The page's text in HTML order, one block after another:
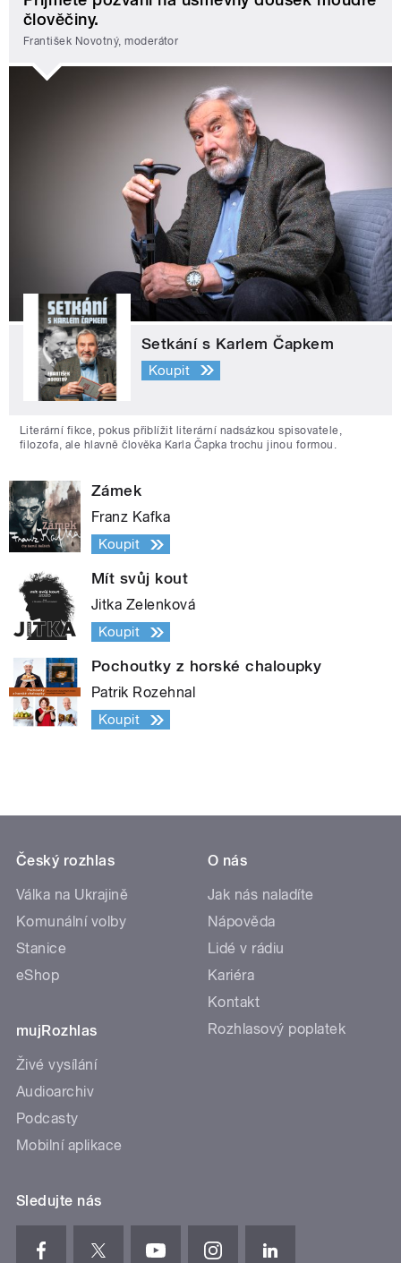
člověčiny.
František Novotný, moderátor
Setkání s Karlem Čapkem
Koupit
Literární fikce, pokus přiblížit literární nadsázkou spisovatele,
filozofa, ale hlavně člověka Karla Čapka trochu jinou formou.
Zámek
Franz Kafka
Koupit
Mít svůj kout
Jitka Zelenková
Koupit
Pochoutky z horské chaloupky
Patrik Rozehnal
Koupit
Český rozhlas
Válka na Ukrajině
Komunální volby
Stanice
eShop
mujRozhlas
Živé vysílání
Audioarchiv
Podcasty
Mobilní aplikace
O nás
Jak nás naladíte
Nápověda
Lidé v rádiu
Kariéra
Kontakt
Rozhlasový poplatek
Sledujte nás